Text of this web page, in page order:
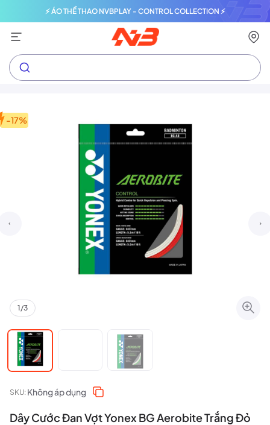
⚡ ÁO THỂ THAO NVBPLAY - CONTROL COLLECTION ⚡
-17%
1/3
SKU: Không áp dụng
Dây Cước Đan Vợt Yonex BG Aerobite Trắng Đỏ